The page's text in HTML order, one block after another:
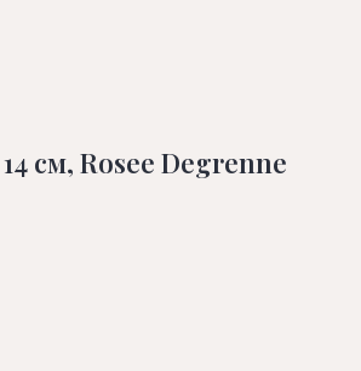
см, Rosee Degrenne